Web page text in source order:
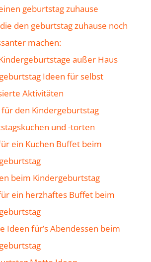
geburtstag zuhause
den geburtstag zuhause noch
machen:
außer Haus
Ideen für selbst
Aktivitäten
für den Kindergeburtstag
und -torten
ein Kuchen Buffet beim
beim Kindergeburtstag
ein herzhaftes Buffet beim
Ideen für’s Abendessen beim